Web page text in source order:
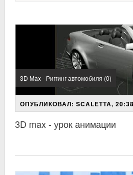
3D Max - Риггинг автомобиля (0)
ОПУБЛИКОВАЛ: SCALETTA,
3D max - урок анимации